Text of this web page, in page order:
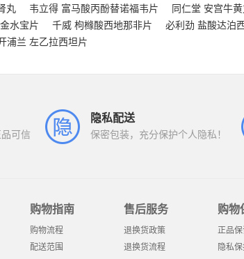
丸 韦立得 富马酸丙酚替诺福韦片 同仁堂 安宫牛
水宝片 千威 枸橼酸西地那非片 必利劲 盐酸达泊
浦兰 左乙拉西坦片
可信
隐私配送
保密包装，充分保护个人隐私！
购物指南
购物流程
配送范围
售后服务
退换货政策
退换货流程
购物
正品
隐私